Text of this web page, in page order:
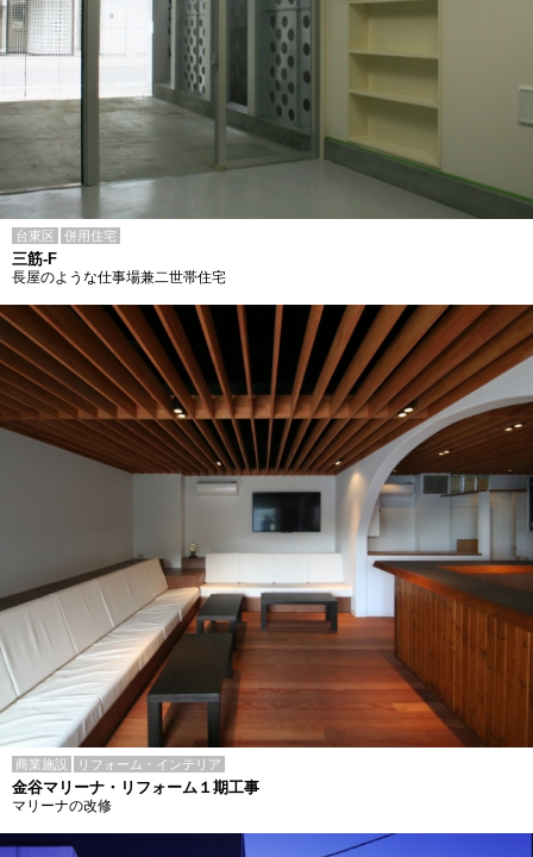
台東区 併用住宅
三筋-F
長屋のような仕事場兼二世帯住宅
商業施設 リフォーム・インテリア
金谷マリーナ・リフォーム１期工事
マリーナの改修